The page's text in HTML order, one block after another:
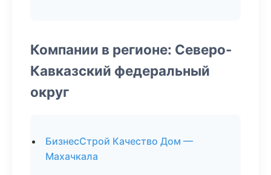
Компании в регионе: Северо-
Кавказский федеральный
округ
БизнесСтрой Качество Дом —
Махачкала